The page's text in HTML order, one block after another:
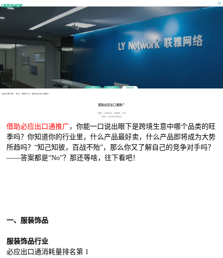
公司简介 联系我们 最新消息
当前位置位置： 首页 > 营销干货> 借助必应出口通推广
借助必应出口通推广
作者：UEESHOP 浏览数：4079
时间：2018年08月08日
借助必应出口通推广，你能一口说出眼下是跨境生意中哪个品类的旺
季吗？你知道你的行业里，什么产品最好卖，什么产品即将成为大势
所趋吗？“知己知彼，百战不殆”，那么你又了解自己的竞争对手吗？
——答案都是“No”？那还等啥，往下看吧！
一、服装饰品
服装饰品行业
必应出口通消耗量排名第 1